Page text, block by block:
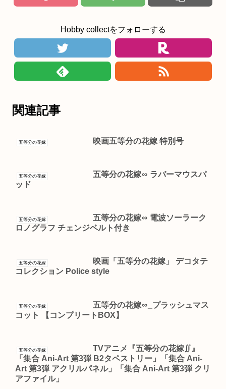
Hobby collectをフォローする
関連記事
五等分の花嫁 映画五等分の花嫁 特別号
五等分の花嫁
五等分の花嫁∽ ラバーマウスパ
ッド
五等分の花嫁
五等分の花嫁∽ 電波ソーラーク
ロノグラフ チェンジベルト付き
五等分の花嫁
映画「五等分の花嫁」 デコタテ
コレクション Police style
五等分の花嫁
五等分の花嫁∽_プラッシュマス
コット 【コンプリートBOX】
五等分の花嫁
TVアニメ『五等分の花嫁∬』
「集合 Ani-Art 第3弾 B2タペストリー」「集合 Ani-
Art 第3弾 アクリルパネル」「集合 Ani-Art 第3弾 クリ
アファイル」